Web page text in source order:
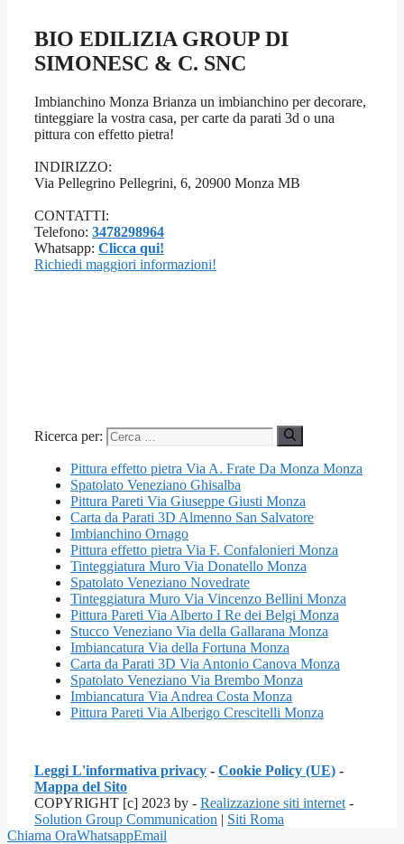
BIO EDILIZIA GROUP DI
SIMONESC & C. SNC
Imbianchino Monza Brianza un imbianchino per decorare,
tinteggiare la vostra casa, per carte da parati 3d o una
pittura con effetto pietra!
INDIRIZZO:
Via Pellegrino Pellegrini, 6, 20900 Monza MB
CONTATTI:
Telefono: 3478298964
Whatsapp: Clicca qui!
Richiedi maggiori informazioni!
Ricerca per:
Pittura effetto pietra Via A. Frate Da Monza Monza
Spatolato Veneziano Ghisalba
Pittura Pareti Via Giuseppe Giusti Monza
Carta da Parati 3D Almenno San Salvatore
Imbianchino Ornago
Pittura effetto pietra Via F. Confalonieri Monza
Tinteggiatura Muro Via Donatello Monza
Spatolato Veneziano Novedrate
Tinteggiatura Muro Via Vincenzo Bellini Monza
Pittura Pareti Via Alberto I Re dei Belgi Monza
Stucco Veneziano Via della Gallarana Monza
Imbiancatura Via della Fortuna Monza
Carta da Parati 3D Via Antonio Canova Monza
Spatolato Veneziano Via Brembo Monza
Imbiancatura Via Andrea Costa Monza
Pittura Pareti Via Alberigo Crescitelli Monza
Leggi L'informativa privacy - Cookie Policy (UE) -
Mappa del Sito
COPYRIGHT [c] 2023 by - Realizzazione siti internet -
Solution Group Communication | Siti Roma
Chiama OraWhatsappEmail